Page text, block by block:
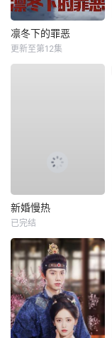
凛冬下的罪恶
更新至第12集
新婚慢热
已完结